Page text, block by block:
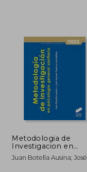
$ 35.39
Metodologia de
Investigacion en
Psicologia General
Sanitaria
Juan Botella Ausina; José